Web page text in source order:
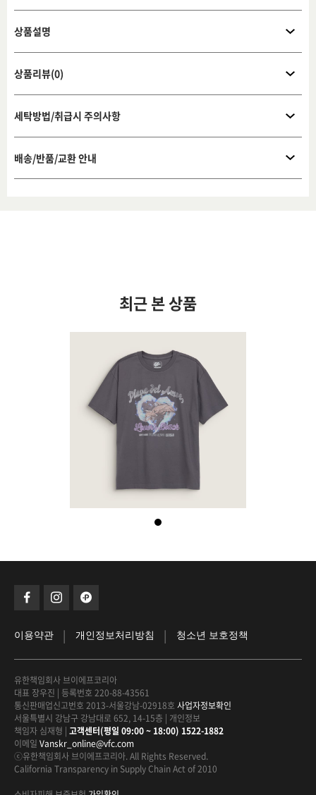
상품설명
상품리뷰(0)
세탁방법/취급시 주의사항
배송/반품/교환 안내
최근 본 상품
이용약관 | 개인정보처리방침 | 청소년 보호정책
유한책임회사 브이에프코리아
대표 장우진 | 등록번호 220-88-43561
통신판매업신고번호 2013-서울강남-02918호 사업자정보확인
서울특별시 강남구 강남대로 652, 14-15층 | 개인정보
책임자 심재형 | 고객센터(평일 09:00 ~ 18:00) 1522-1882
이메일 Vanskr_online@vfc.com
ⓒ유한책임회사 브이에프코리아. All Rights Reserved.
California Transparency in Supply Chain Act of 2010